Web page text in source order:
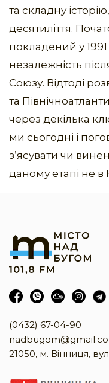
та складну
десятиліття.
покладений у
незалежність
Союзу. Відтоді
та
через декілька
ми сьогодні і
з’ясувати чи
даному етапі не в
(0432) 67-04-90
21050, м. Вінниця,